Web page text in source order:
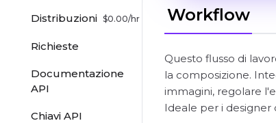
Distribuzioni $0.00/hr
Richieste
Documentazione
API
Chiavi API
Workflow
Questo flusso di
la composizione.
immagini, regolare
Ideale per i designer